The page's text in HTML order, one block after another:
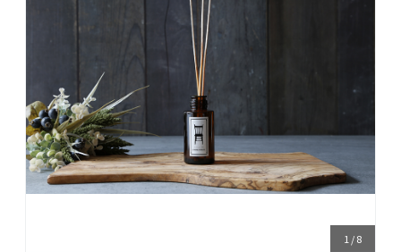
1 /8